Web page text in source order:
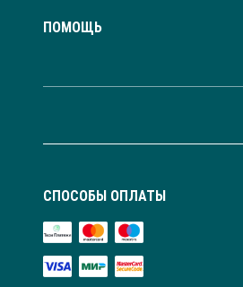
ПОМОЩЬ
СПОСОБЫ ОПЛАТЫ